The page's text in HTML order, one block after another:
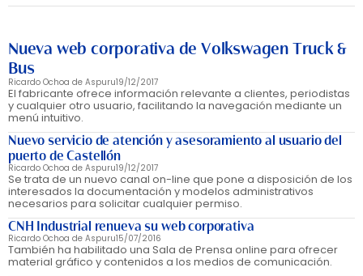
Nueva web corporativa de Volkswagen Truck &
Bus
Ricardo Ochoa de Aspuru19/12/2017
El fabricante ofrece información relevante a clientes, periodistas
y cualquier otro usuario, facilitando la navegación mediante un
menú intuitivo.
Nuevo servicio de atención y asesoramiento al usuario del
puerto de Castellón
Ricardo Ochoa de Aspuru19/12/2017
Se trata de un nuevo canal on-line que pone a disposición de los
interesados la documentación y modelos administrativos
necesarios para solicitar cualquier permiso.
CNH Industrial renueva su web corporativa
Ricardo Ochoa de Aspuru15/07/2016
También ha habilitado una Sala de Prensa online para ofrecer
material gráfico y contenidos a los medios de comunicación.